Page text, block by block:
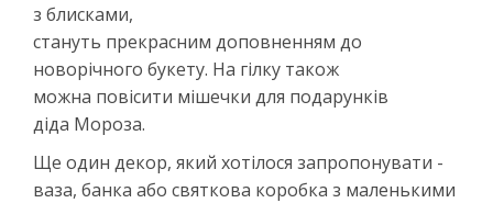
з блисками,
стануть прекрасним доповненням до
новорічного букету. На гілку також
можна повісити мішечки для подарунків
діда Мороза.
Ще один декор, який хотілося запропонувати -
ваза, банка або святкова коробка з маленькими